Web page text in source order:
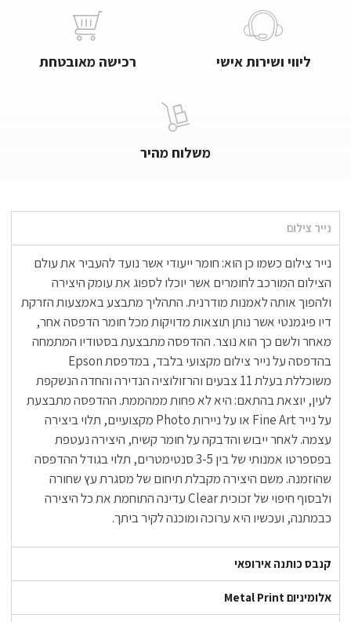
ליווי ושירות אישי רכישה מאובטחת
משלוח מהיר
נייר צילום
נייר צילום כשמו כן הוא: חומר ייעודי אשר נועד להעביר את עולם
הצילום המורכב לחומרים אשר יוכלו לספוג את עומק היצירה
ולהפוך אותה לאמנות מודרנית. התהליך מתבצע באמצעות הזרקת
דיו פיגמנטי אשר נותן תוצאות מדויקות מכל חומר הדפסה אחר,
מאחר ולשם כך הוא נוצר. ההדפסה מתבצעת בסטודיו המתמחה
בהדפסה על נייר צילום מקצועי בלבד, במדפסת Epson
משוכללת בעלת 11 צבעים והרזולוציה הנדירה והחדה הנשקפת
לעין, יוצאת בהתאם: היא לא פחות ממהממת. ההדפסה מתבצעת
על נייר Fine Art או על ניירות Photo מקצועיים, תלוי ביצירה
עצמה. לאחר ייבוש והדבקה על חומר קשיח, היצירה נעטפת
בפספרטו אמנותי של בין 3-5 סנטימטרים, תלוי בגודל ההדפסה
שהוזמנה. משם היצירה מקבלת תיחום של מסגרת עץ שחורה
ולבסוף חיפוי של זכוכית Clear עדינה התוחמת את כל היצירה
כבמתנה, ועכשיו היא ערוכה ומוכנה לקיר ביתך.
קנבס כותנה אירופאי
אלומיניום Metal Print